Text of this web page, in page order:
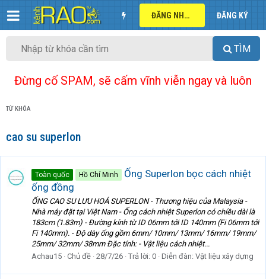
ĐĂNG NHẬP ĐĂNG KÝ
TÌM
Đừng cố SPAM, sẽ cấm vĩnh viễn ngay và luôn
TỪ KHÓA
cao su superlon
Toàn quốc Hồ Chí Minh
Ống Superlon bọc cách nhiệt
ống đồng
ỐNG CAO SU LƯU HOÁ SUPERLON - Thương hiệu của Malaysia -
Nhà máy đặt tại Việt Nam - Ống cách nhiệt Superlon có chiều dài là
183cm (1.83m) - Đường kính từ ID 06mm tới ID 140mm (Fi 06mm tới
Fi 140mm). - Độ dày ống gồm 6mm/ 10mm/ 13mm/ 16mm/ 19mm/
25mm/ 32mm/ 38mm Đặc tính: - Vật liệu cách nhiệt...
Achau15 Chủ đề 28/7/26 Trả lời: 0 Diễn đàn: Vật liệu xây dựng